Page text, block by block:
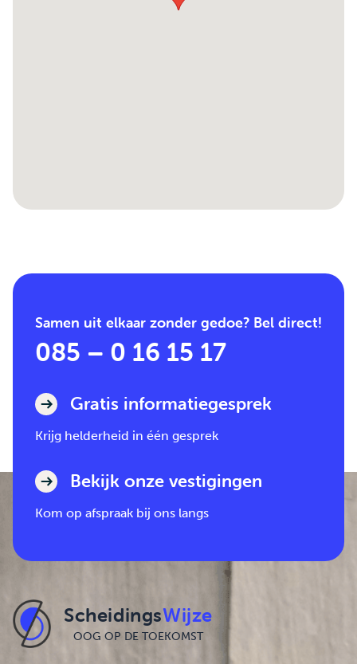
Samen uit elkaar zonder gedoe? Bel direct!
085 – 0 16 15 17
Gratis informatiegesprek
Krijg helderheid in één gesprek
Bekijk onze vestigingen
Kom op afspraak bij ons langs
ScheidingsWijze
OOG OP DE TOEKOMST